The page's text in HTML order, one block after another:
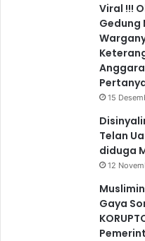
Viral !!!
Gedung
15
Telan
diduga
12
Gaya